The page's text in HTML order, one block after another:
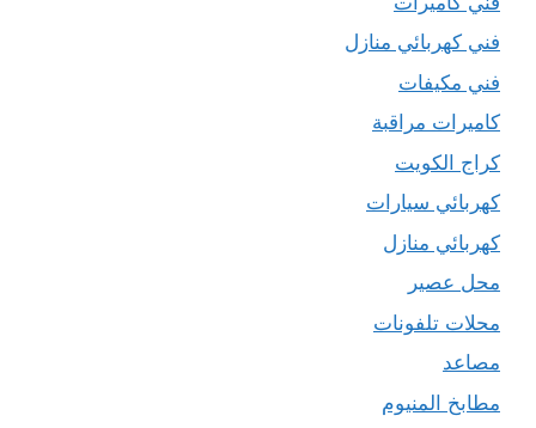
فني كهربائي منازل
فني مكيفات
كاميرات مراقبة
كراج الكويت
كهربائي سيارات
كهربائي منازل
محل عصير
محلات تلفونات
مصاعد
مطابخ المنيوم